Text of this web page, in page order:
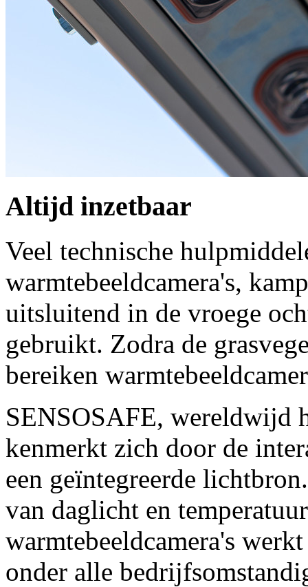
Altijd inzetbaar
Veel technische
warmtebeeldcamera's,
uitsluitend in de vroege
gebruikt. Zodra de
bereiken
SENSOSAFE, wereldwijd
kenmerkt zich door de
een geïntegreerde
van daglicht en
warmtebeeldcamera's
onder alle